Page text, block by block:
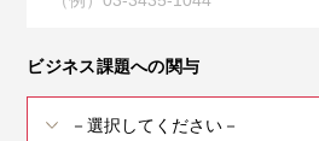
ビジネス課題への関与